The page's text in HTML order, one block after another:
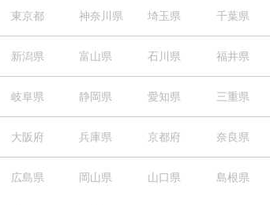
東京都 神奈川県 埼玉県 千葉県
新潟県 富山県 石川県 福井県
岐阜県 静岡県 愛知県 三重県
大阪府 兵庫県 京都府 奈良県
広島県 岡山県 山口県 島根県